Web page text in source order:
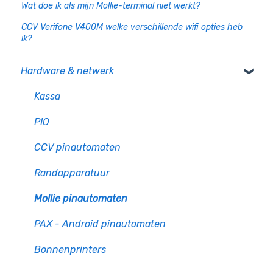
Wat doe ik als mijn Mollie-terminal niet werkt?
CCV Verifone V400M welke verschillende wifi opties heb
ik?
Hardware & netwerk
Kassa
PIO
CCV pinautomaten
Randapparatuur
Mollie pinautomaten
PAX - Android pinautomaten
Bonnenprinters